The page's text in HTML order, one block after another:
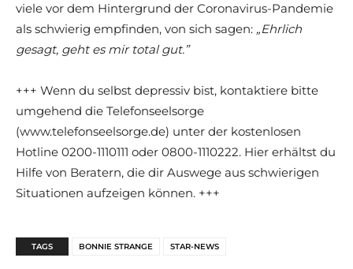
viele vor dem Hintergrund der Coronavirus-Pandemie
als schwierig empfinden, von sich sagen: „Ehrlich
gesagt, geht es mir total gut.”
+++ Wenn du selbst depressiv bist, kontaktiere bitte
umgehend die Telefonseelsorge
(www.telefonseelsorge.de) unter der kostenlosen
Hotline 0200-1110111 oder 0800-1110222. Hier erhältst du
Hilfe von Beratern, die dir Auswege aus schwierigen
Situationen aufzeigen können. +++
TAGS BONNIE STRANGE STAR-NEWS